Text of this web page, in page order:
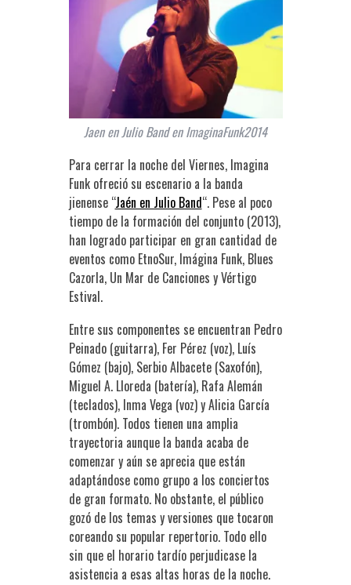
Jaen en Julio Band en ImaginaFunk2014
Para cerrar la noche del Viernes, Imagina
Funk ofreció su escenario a la banda
jienense “Jaén en Julio Band“. Pese al poco
tiempo de la formación del conjunto (2013),
han logrado participar en gran cantidad de
eventos como EtnoSur, Imágina Funk, Blues
Cazorla, Un Mar de Canciones y Vértigo
Estival.
Entre sus componentes se encuentran Pedro
Peinado (guitarra), Fer Pérez (voz), Luís
Gómez (bajo), Serbio Albacete (Saxofón),
Miguel A. Lloreda (batería), Rafa Alemán
(teclados), Inma Vega (voz) y Alicia García
(trombón). Todos tienen una amplia
trayectoria aunque la banda acaba de
comenzar y aún se aprecia que están
adaptándose como grupo a los conciertos
de gran formato. No obstante, el público
gozó de los temas y versiones que tocaron
coreando su popular repertorio. Todo ello
sin que el horario tardío perjudicase la
asistencia a esas altas horas de la noche.